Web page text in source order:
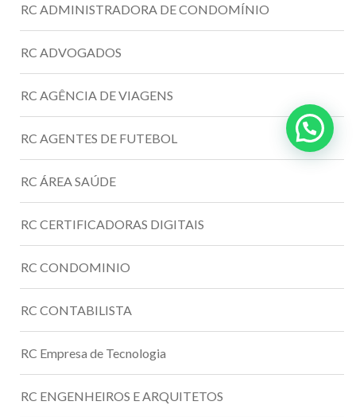
RC ADMINISTRADORA DE CONDOMÍNIO
RC ADVOGADOS
RC AGÊNCIA DE VIAGENS
RC AGENTES DE FUTEBOL
RC ÁREA SAÚDE
RC CERTIFICADORAS DIGITAIS
RC CONDOMINIO
RC CONTABILISTA
RC Empresa de Tecnologia
RC ENGENHEIROS E ARQUITETOS